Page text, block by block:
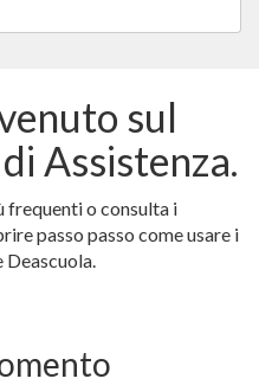
sul
Assistenza.
frequenti o consulta i
passo passo come usare i